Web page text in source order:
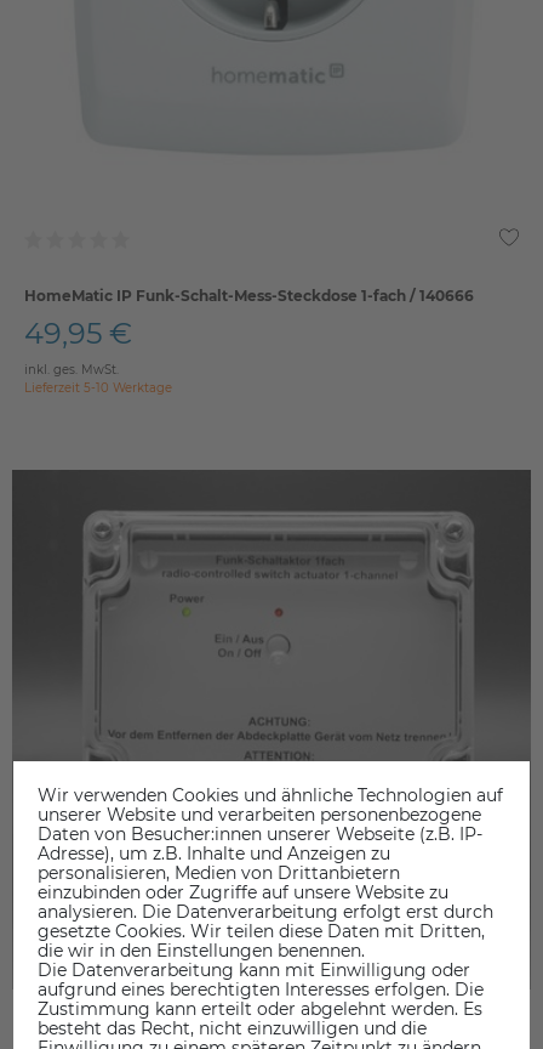
HomeMatic IP Funk-Schalt-Mess-Steckdose 1-fach / 140666
49,95 €
inkl. ges. MwSt.
Lieferzeit 5-10 Werktage
Wir verwenden Cookies und ähnliche Technologien auf
unserer Website und verarbeiten personenbezogene
Daten von Besucher:innen unserer Webseite (z.B. IP-
Adresse), um z.B. Inhalte und Anzeigen zu
personalisieren, Medien von Drittanbietern
einzubinden oder Zugriffe auf unsere Website zu
analysieren. Die Datenverarbeitung erfolgt erst durch
gesetzte Cookies. Wir teilen diese Daten mit Dritten,
die wir in den Einstellungen benennen.
Die Datenverarbeitung kann mit Einwilligung oder
aufgrund eines berechtigten Interesses erfolgen. Die
Zustimmung kann erteilt oder abgelehnt werden. Es
besteht das Recht, nicht einzuwilligen und die